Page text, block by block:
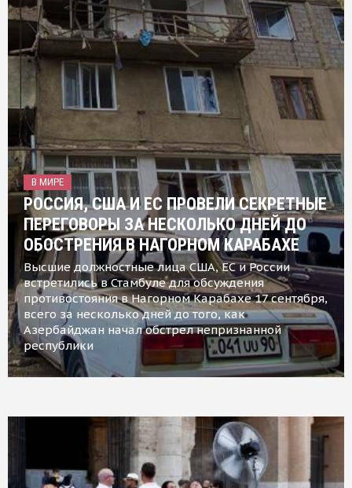
В МИРЕ
РОССИЯ, США И ЕС ПРОВЕЛИ СЕКРЕТНЫЕ
ПЕРЕГОВОРЫ ЗА НЕСКОЛЬКО ДНЕЙ ДО
ОБОСТРЕНИЯ В НАГОРНОМ КАРАБАХЕ
Высшие должностные лица США, ЕС и России
встретились в Стамбуле для обсуждения
противостояния в Нагорном Карабахе 17 сентября,
всего за несколько дней до того, как
Азербайджан начал обстрел непризнанной
республики